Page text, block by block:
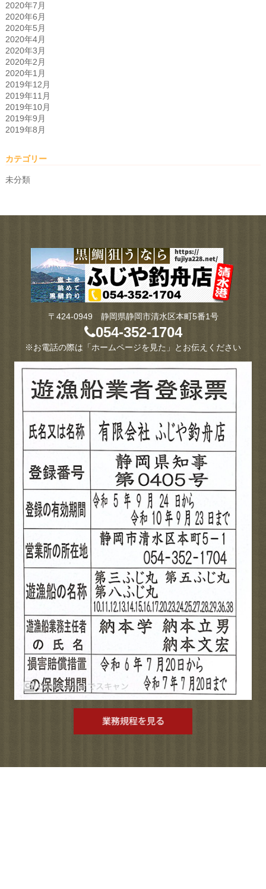
2020年7月
2020年6月
2020年5月
2020年4月
2020年3月
2020年2月
2020年1月
2019年12月
2019年11月
2019年10月
2019年9月
2019年8月
カテゴリー
未分類
〒424-0949 静岡県静岡市清水区本町5番1号
054-352-1704
※お電話の際は「ホームページを見た」とお伝えください